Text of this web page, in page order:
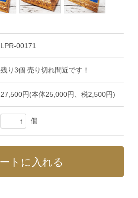
LPR-00171
残り3個 売り切れ間近です！
27,500円(本体25,000円、税2,500円)
個